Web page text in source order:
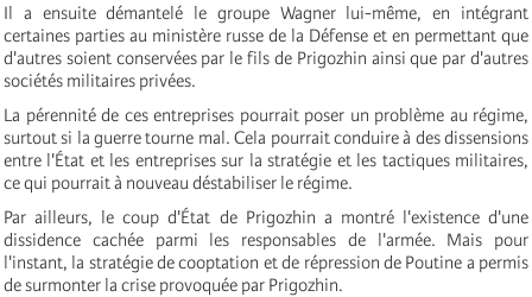
Il a ensuite démantelé le groupe Wagner lui-même, en intégrant
certaines parties au ministère russe de la Défense et en permettant que
d'autres soient conservées par le fils de Prigozhin ainsi que par d'autres
sociétés militaires privées.
La pérennité de ces entreprises pourrait poser un problème au régime,
surtout si la guerre tourne mal. Cela pourrait conduire à des dissensions
entre l'État et les entreprises sur la stratégie et les tactiques militaires,
ce qui pourrait à nouveau déstabiliser le régime.
Par ailleurs, le coup d'État de Prigozhin a montré l'existence d'une
dissidence cachée parmi les responsables de l'armée. Mais pour
l'instant, la stratégie de cooptation et de répression de Poutine a permis
de surmonter la crise provoquée par Prigozhin.